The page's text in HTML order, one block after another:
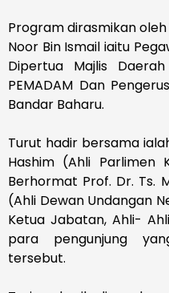
Program dirasmikan
Noor Bin Ismail iaitu
Dipertua Majlis
PEMADAM Dan
Bandar Baharu.
Turut hadir bersama
Hashim (Ahli Parlimen
Berhormat Prof. Dr. Ts.
(Ahli Dewan Undangan
Ketua Jabatan, Ahli-
para pengunjung
tersebut.